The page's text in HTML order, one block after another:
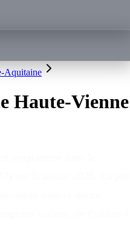
Aquitaine
Haute-Vienne